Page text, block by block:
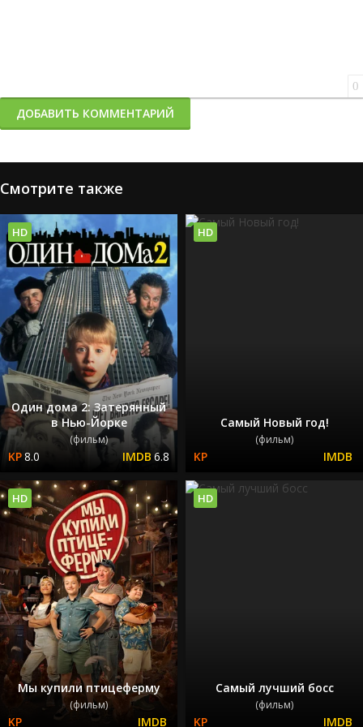
0
ДОБАВИТЬ КОММЕНТАРИЙ
Смотрите также
Один дома 2: Затерянный
в Нью-Йорке
(фильм)
8.0 6.8
HD
Самый Новый год!
(фильм)
HD
Мы купили птицеферму
(фильм)
HD
Самый лучший босс
(фильм)
HD